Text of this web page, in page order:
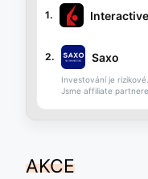
1.
2. Saxo
Investování je rizikové.
Jsme affiliate
AKCE